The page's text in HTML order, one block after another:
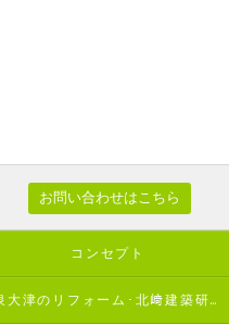
お問い合わせはこちら
コンセプト
泉大津のリフォーム･北﨑建築研究会の評判